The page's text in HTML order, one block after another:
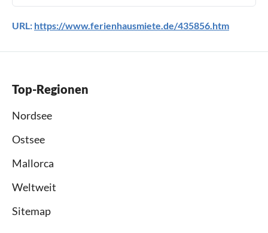
URL: https://www.ferienhausmiete.de/435856.htm
Top-Regionen
Nordsee
Ostsee
Mallorca
Weltweit
Sitemap